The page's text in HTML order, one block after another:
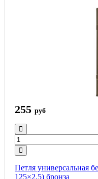
255 руб
Петля универсальная
125×2,5) бронза